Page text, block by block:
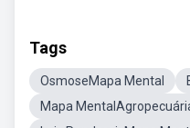
Tags
OsmoseMapa Mental
Mapa